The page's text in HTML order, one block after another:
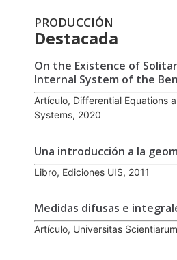
PRODUCCIÓN
Destacada
On the Existence of
Internal System of the
Artículo, Differential Equations
Systems, 2020
Una introducción a la
Libro, Ediciones UIS, 2011
Medidas difusas e
Artículo, Universitas